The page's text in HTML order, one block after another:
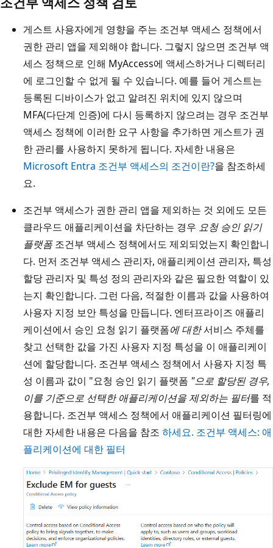
게스트 사용자에게 영향을 주는 조건부 액세스 정책에서
권한 관리 앱을 제외해야 합니다. 그렇지 않으면 조건부 액
세스 정책으로 인해 MyAccess에 액세스하거나 디렉터리
에 로그인할 수 없게 될 수 있습니다. 예를 들어 게스트는
등록된 디바이스가 없고 알려진 위치에 있지 않으며
MFA(다단계 인증)에 다시 등록하지 않으려는 경우 조건부
액세스 정책에 이러한 요구 사항을 추가하면 게스트가 권
한 관리를 사용하지 못하게 됩니다. 자세한 내용은
Microsoft Entra 조건부 액세스의 조건이란?을 참조하세
요.
조건부 액세스가 권한 관리 앱을 제외하는 것 외에도 모든
클라우드 애플리케이션을 차단하는 경우 요청 승인 읽기
플랫폼조건부 액세스 정책에서도 제외되었는지 확인합니
다. 먼저 조건부 액세스 관리자, 애플리케이션 관리자, 특성
할당 관리자 및 특성 정의 관리자와 같은 필요한 역할이 있
는지 확인합니다. 그런 다음, 적절한 이름과 값을 사용하여
사용자 지정 보안 특성을 만듭니다. 엔터프라이즈 애플리
케이션에서 승인 요청 읽기 플랫폼에 대한서비스 주체를
찾고 선택한 값을 가진 사용자 지정 특성을 이 애플리케이
션에 할당합니다. 조건부 액세스 정책에서 사용자 지정 특
성 이름과 값이 "요청 승인 읽기 플랫폼 "으로 할당된 경우,
이를 기준으로 선택한 애플리케이션을 제외하는 필터를 적
용합니다. 조건부 액세스 정책에서 애플리케이션 필터링에
대한 자세한 내용은 다음을 참조 하세요. 조건부 액세스: 애
플리케이션에 대한 필터